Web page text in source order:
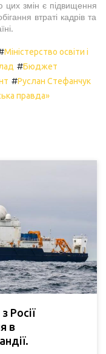
цих змін є підвищення
втраті кадрів та
Міністерство освіти і
#Бюджет
#Руслан Стефанчук
правда»
Росії
в